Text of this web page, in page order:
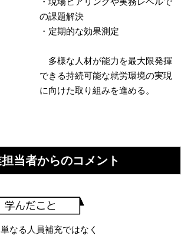
の課題解決
・定期的な効果測定
多様な人材が能力を最大限発揮
できる持続可能な就労環境の実現
に向けた取り組みを進める。
当者からのコメント
なる人員補充ではなく